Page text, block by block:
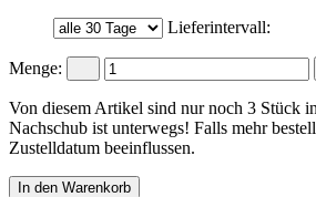
Lieferintervall:
Menge:
Von diesem Artikel sind nur noch 3 Stück
Nachschub ist unterwegs! Falls mehr
Zustelldatum beeinflussen.
In den Warenkorb